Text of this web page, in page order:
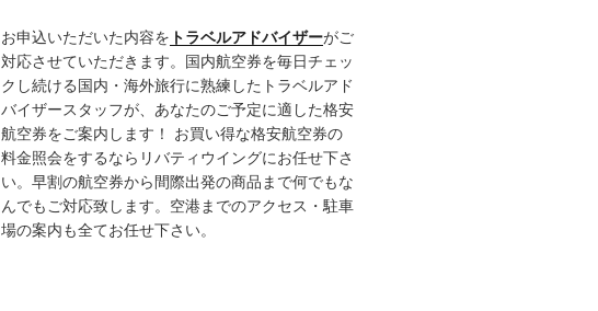
お申込いただいた内容を トラベルアドバイザーがご
対応させていただきます。国内航空券を毎日チェッ
クし続ける国内・海外旅行に熟練したトラベルアド
バイザースタッフが、あなたのご予定に適した格安
航空券をご案内します！ お買い得な格安航空券の
料金照会をするならリバティウイングにお任せ下さ
い。早割の航空券から間際出発の商品まで何でもな
んでもご対応致します。空港までのアクセス・駐車
場の案内も全てお任せ下さい。